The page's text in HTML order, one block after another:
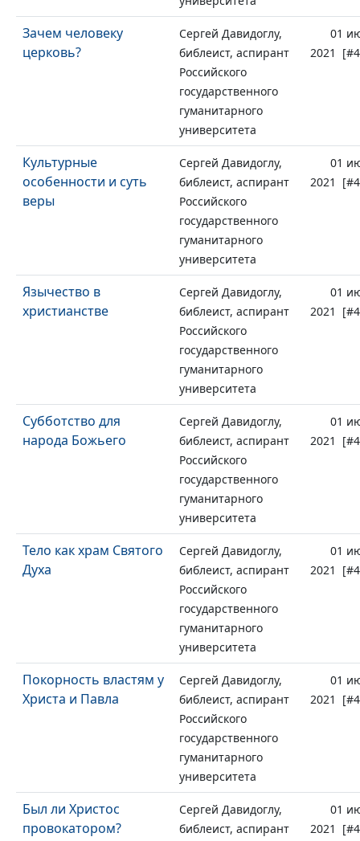
Зачем человеку
церковь?
Сергей Давидоглу,
библеист, аспирант
Российского
государственного
гуманитарного
университета
01
2021
Культурные
особенности и суть
веры
Сергей Давидоглу,
библеист, аспирант
Российского
государственного
гуманитарного
университета
01
2021
Язычество в
христианстве
Сергей Давидоглу,
библеист, аспирант
Российского
государственного
гуманитарного
университета
01
2021
Субботство для
народа Божьего
Сергей Давидоглу,
библеист, аспирант
Российского
государственного
гуманитарного
университета
01
2021
Тело как храм Святого
Духа
Сергей Давидоглу,
библеист, аспирант
Российского
государственного
гуманитарного
университета
01
2021
Покорность властям у
Христа и Павла
Сергей Давидоглу,
библеист, аспирант
Российского
государственного
гуманитарного
университета
01
2021
Был ли Христос
провокатором?
Сергей Давидоглу,
библеист, аспирант
01
2021